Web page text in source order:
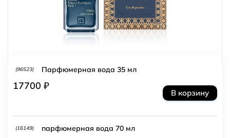
(96523) Парфюмерная вода 35 мл
17700 ₽
В корзину
(16149) парфюмерная вода 70 мл